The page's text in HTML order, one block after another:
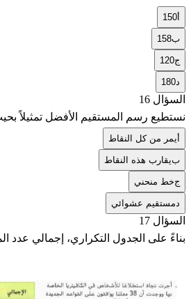
150
ب158
ج120
180
السؤال 16
نستطيع رسم المستقيم الأفضل تمثيلاً
يمر من كل النقاط
بيقارب هذه النقاط
جخط منحني
مستقيم عشوائي
السؤال 17
بناءً على الجدول التكراري، إجمالي عدد